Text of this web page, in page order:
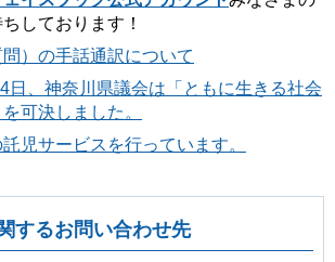
しております！
）の手話通訳について
日、神奈川県議会は「ともに生きる社会
可決しました。
児サービスを行っています。
するお問い合わせ先